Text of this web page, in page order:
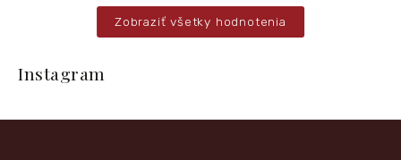
Zobraziť všetky hodnotenia
t
Instagram